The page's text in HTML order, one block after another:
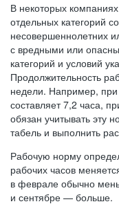
В некоторых
отдельных категорий
несовершеннолетних
с вредными или
категорий и условий
Продолжительность
недели. Например, при
составляет 7,2 часа,
обязан учитывать эту
табель и выполнить
Рабочую норму
рабочих часов
в феврале обычно
и сентябре — больше.